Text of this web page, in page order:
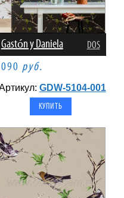
Gastón y Daniela DOS
руб.
GDW-5104-001